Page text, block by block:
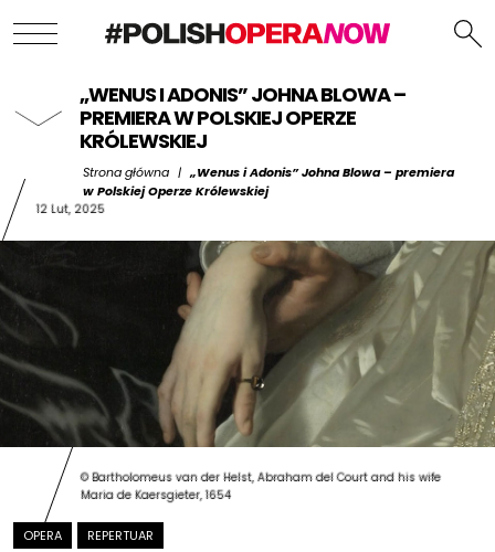
„WENUS I ADONIS” JOHNA BLOWA –
PREMIERA W POLSKIEJ OPERZE
KRÓLEWSKIEJ
Strona główna | „Wenus i Adonis” Johna Blowa – premiera
w Polskiej Operze Królewskiej
12 Lut, 2025
© Bartholomeus van der Helst, Abraham del Court and his wife
Maria de Kaersgieter, 1654
OPERA REPERTUAR